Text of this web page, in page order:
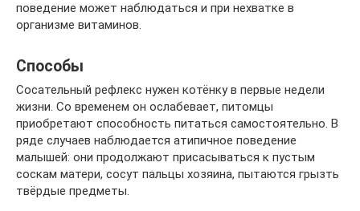
поведение может наблюдаться и при нехватке в
организме витаминов.
Способы
Сосательный рефлекс нужен котёнку в первые недели
жизни. Со временем он ослабевает, питомцы
приобретают способность питаться самостоятельно. В
ряде случаев наблюдается атипичное поведение
малышей: они продолжают присасываться к пустым
соскам матери, сосут пальцы хозяина, пытаются грызть
твёрдые предметы.